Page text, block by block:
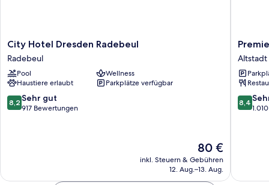
City
Hotel
Dresden
Radebeul
Radebeul
City Hotel Dresden Radebeul
Radebeul
Pool
Wellness
Haustiere erlaubt
Parkplätze verfügbar
8.2
von
8,2 Sehr gut
917 Bewertungen
Der
Preis
beträgt
80 €
inkl. Steuern & Gebühren
12. Aug.–13. Aug.
Premier
Inn
Dresden
City
Centre
Altstadt
Dresden
Altstadt
8.4
von
8,4